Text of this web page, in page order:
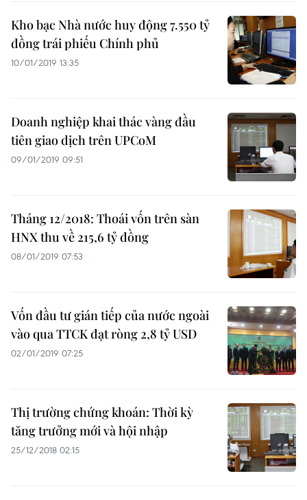
Kho bạc Nhà nước huy động 7.550 tỷ
đồng trái phiếu Chính phủ
10/01/2019 13:35
Doanh nghiệp khai thác vàng đầu
tiên giao dịch trên UPCoM
09/01/2019 09:51
Tháng 12/2018: Thoái vốn trên sàn
HNX thu về 215,6 tỷ đồng
08/01/2019 07:53
Vốn đầu tư gián tiếp của nước ngoài
vào qua TTCK đạt ròng 2,8 tỷ USD
02/01/2019 07:25
Thị trường chứng khoán: Thời kỳ
tăng trưởng mới và hội nhập
25/12/2018 02:15